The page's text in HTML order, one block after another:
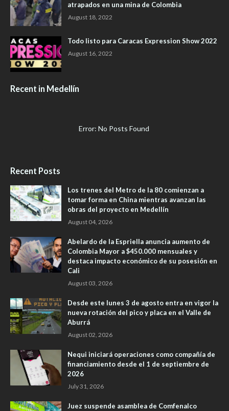
atrapados en una mina de Colombia
August 18, 2022
Todo listo para Caracas Expression Show 2022
August 16, 2022
Recent in Medellín
Error: No Posts Found
Recent Posts
Los trenes del Metro de la 80 comienzan a
tomar forma en China mientras avanzan las
obras del proyecto en Medellín
August 04, 2026
Abelardo de la Espriella anuncia aumento de
Colombia Mayor a $450.000 mensuales y
destaca impacto económico de su posesión en
Cali
August 03, 2026
Desde este lunes 3 de agosto entra en vigor la
nueva rotación del pico y placa en el Valle de
Aburrá
August 02, 2026
Nequi iniciará operaciones como compañía de
financiamiento desde el 1 de septiembre de
2026
July 31, 2026
Juez suspende asamblea de Comfenalco